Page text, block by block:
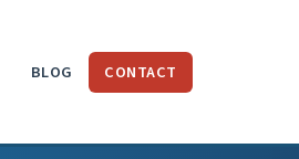
BLOG CONTACT